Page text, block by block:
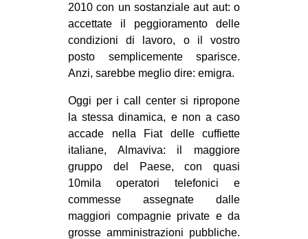
2010 con un sostanziale aut aut: o
accettate il peggioramento delle
condizioni di lavoro, o il vostro
posto semplicemente sparisce.
Anzi, sarebbe meglio dire: emigra.
Oggi per i call center si ripropone
la stessa dinamica, e non a caso
accade nella Fiat delle cuffiette
italiane, Almaviva: il maggiore
gruppo del Paese, con quasi
10mila operatori telefonici e
commesse assegnate dalle
maggiori compagnie private e da
grosse amministrazioni pubbliche.